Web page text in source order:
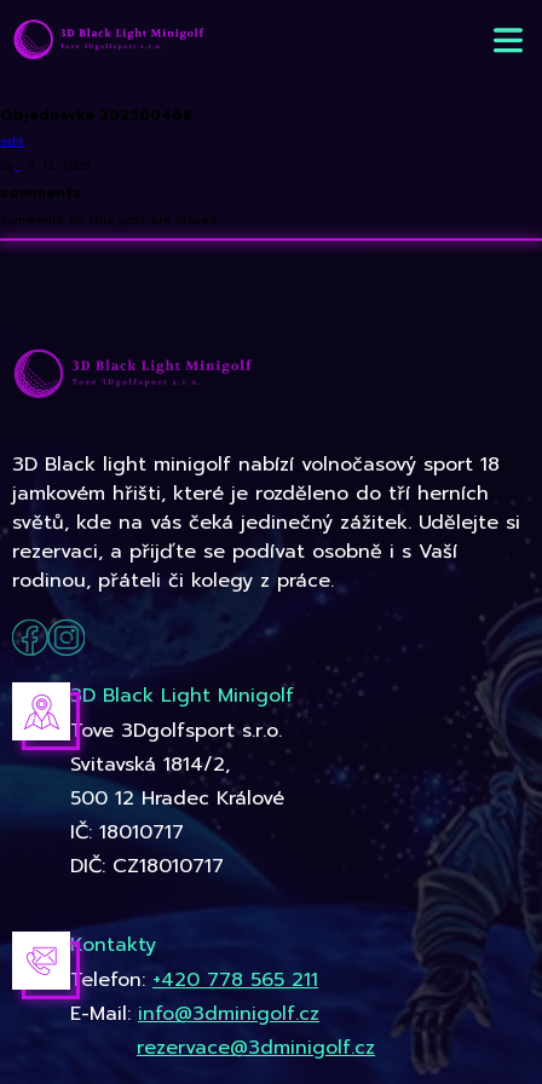
Objednávka 202500468
edit
By • 4. 12. 2025
comments
comments for this post are closed
3D Black light minigolf nabízí volnočasový sport 18
jamkovém hřišti, které je rozděleno do tří herních
světů, kde na vás čeká jedinečný zážitek. Udělejte si
rezervaci, a přijďte se podívat osobně i s Vaší
rodinou, přáteli či kolegy z práce.
3D Black Light Minigolf
Tove 3Dgolfsport s.r.o.
Svitavská 1814/2,
500 12 Hradec Králové
IČ: 18010717
DIČ: CZ18010717
Kontakty
Telefon: +420 778 565 211
E-Mail: info@3dminigolf.cz
rezervace@3dminigolf.cz